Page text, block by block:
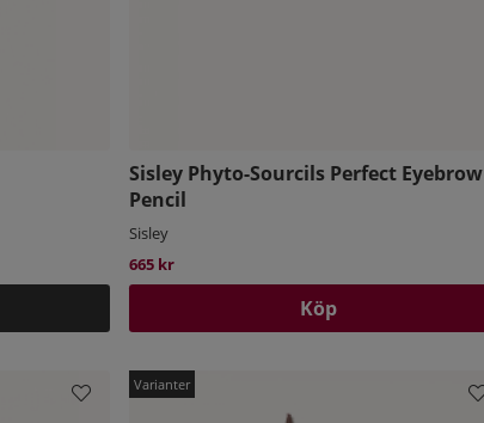
Sisley Phyto-Sourcils Perfect Eyebrow
Pencil
Sisley
665 kr
Köp